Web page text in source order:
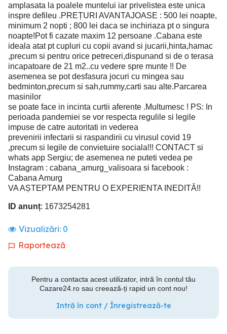
amplasata la poalele muntelui iar privelistea este unica
inspre defileu .PREȚURI AVANTAJOASE : 500 lei noapte,
minimum 2 nopti ; 800 lei daca se inchiriaza pt o singura
noapte!Pot fi cazate maxim 12 persoane .Cabana este
ideala atat pt cupluri cu copii avand si jucarii,hinta,hamac
,precum si pentru orice petreceri,dispunand si de o terasa
incapatoare de 21 m2..cu vedere spre munte !! De
asemenea se pot desfasura jocuri cu mingea sau
bedminton,precum si sah,rummy,carti sau alte.Parcarea
masinilor
se poate face in incinta curtii aferente .Multumesc ! PS: In
perioada pandemiei se vor respecta regulile si legile
impuse de catre autoritati in vederea
prevenirii infectarii si raspandirii cu virusul covid 19
,precum si legile de convietuire sociala!!! CONTACT si
whats app Sergiu; de asemenea ne puteti vedea pe
Instagram : cabana_amurg_valisoara si facebook :
Cabana Amurg
VA AȘTEPTAM PENTRU O EXPERIENTA INEDITĂ!!
ID anunț: 1673254281
Vizualizări: 0
Raportează
Pentru a contacta acest utilizator, intră în contul tău
Cazare24.ro sau creează-ți rapid un cont nou!
Intră în cont / Înregistrează-te